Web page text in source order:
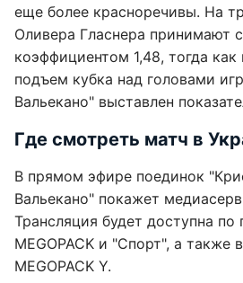
еще более красноречивы. На
Оливера Гласнера принимают
коэффициентом 1,48, тогда
подъем кубка над головами
Вальекано" выставлен
Где смотреть матч в
В прямом эфире поединок
Вальекано" покажет
Трансляция будет доступна по
MEGOPACK и "Спорт", а также
MEGOPACK Y.